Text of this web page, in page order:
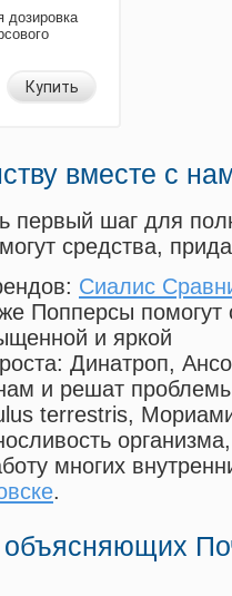
дозировка
Купить
вместе с
первый шаг для
средства,
Сиалис
Попперсы помогут
и яркой
: Динатроп,
и решат
terrestris,
многих
.
объясняющих